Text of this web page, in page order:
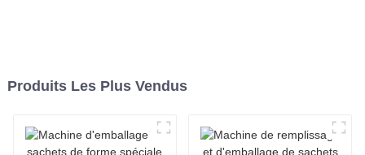
Produits Les Plus Vendus